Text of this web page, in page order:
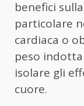
benefici
particolare
cardiaca o
peso
isolare gli
cuore.